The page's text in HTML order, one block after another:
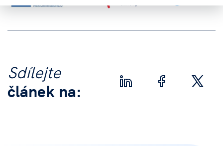
Sdílejte
článek na: